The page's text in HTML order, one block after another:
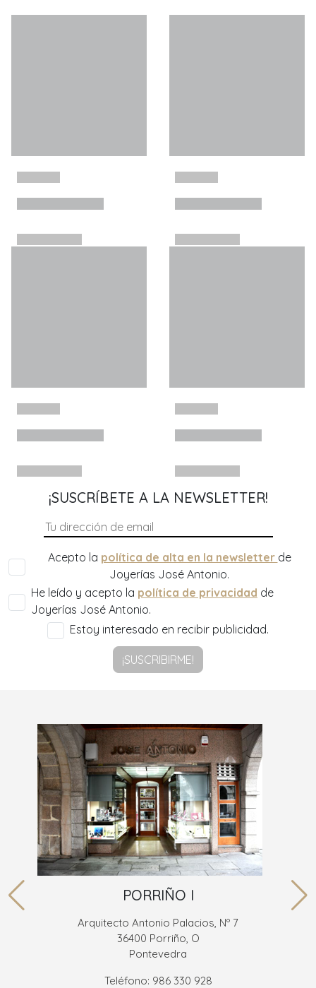
¡SUSCRÍBETE A LA NEWSLETTER!
Acepto la política de alta en la newsletter de
Joyerías José Antonio.
He leído y acepto la política de privacidad de
Joyerías José Antonio.
Estoy interesado en recibir publicidad.
¡SUSCRIBIRME!
PORRIÑO I
Arquitecto Antonio Palacios, Nº 7
36400 Porriño, O
Pontevedra
Teléfono: 986 330 928